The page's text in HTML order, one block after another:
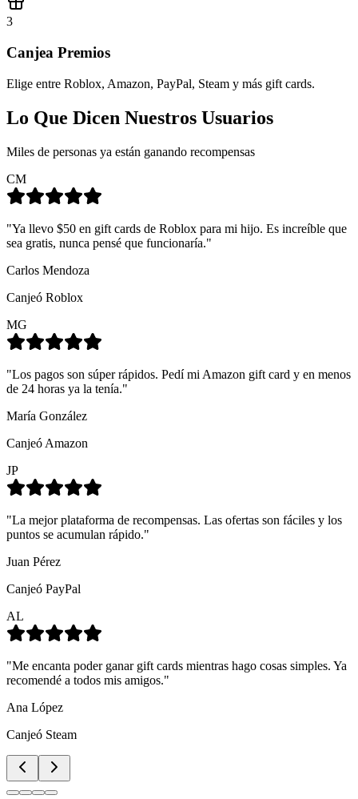
3
Canjea Premios
Elige entre Roblox, Amazon, PayPal, Steam y más gift cards.
Lo Que Dicen Nuestros Usuarios
Miles de personas ya están ganando recompensas
CM
"Ya llevo $50 en gift cards de Roblox para mi hijo. Es increíble que
sea gratis, nunca pensé que funcionaría."
Carlos Mendoza
Canjeó Roblox
MG
"Los pagos son súper rápidos. Pedí mi Amazon gift card y en menos
de 24 horas ya la tenía."
María González
Canjeó Amazon
JP
"La mejor plataforma de recompensas. Las ofertas son fáciles y los
puntos se acumulan rápido."
Juan Pérez
Canjeó PayPal
AL
"Me encanta poder ganar gift cards mientras hago cosas simples. Ya
recomendé a todos mis amigos."
Ana López
Canjeó Steam